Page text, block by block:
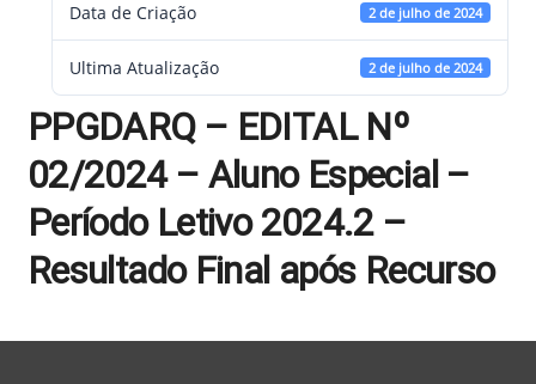
Data de Criação 2 de julho de 2024
Ultima Atualização 2 de julho de 2024
PPGDARQ – EDITAL Nº
02/2024 – Aluno Especial –
Período Letivo 2024.2 –
Resultado Final após Recurso